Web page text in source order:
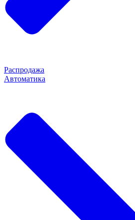
Распродажа
Автоматика